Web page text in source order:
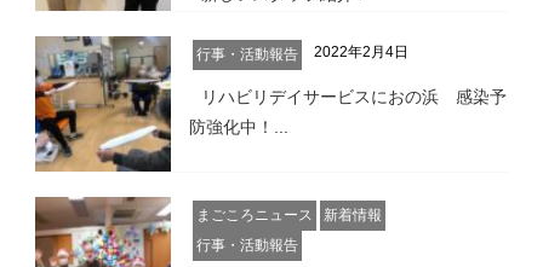
行事・活動報告 2022年2月4日
リハビリデイサービスにおの浜 感染予
防強化中！...
まごころニュース
新着情報
行事・活動報告